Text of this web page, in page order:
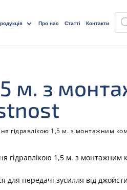
Про нас Статті Контакти
м. з
гідравлікою 1,5 м. з монтажним
гідравлікою 1,5 м. з монтажним
для передачі зусилля від